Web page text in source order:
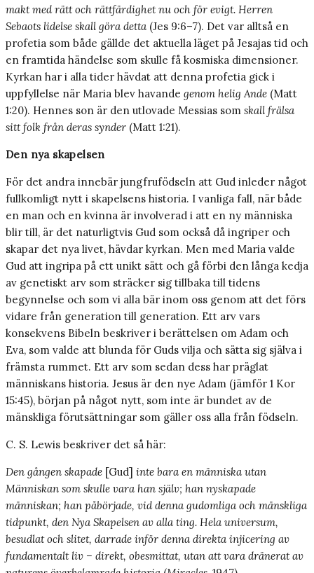
makt med rätt och rättfärdighet nu och för evigt. Herren
Sebaots lidelse skall göra detta (Jes 9:6–7). Det var alltså en
profetia som både gällde det aktuella läget på Jesajas tid och
en framtida händelse som skulle få kosmiska dimensioner.
Kyrkan har i alla tider hävdat att denna profetia gick i
uppfyllelse när Maria blev havande genom helig Ande (Matt
1:20). Hennes son är den utlovade Messias som skall frälsa
sitt folk från deras synder (Matt 1:21).
Den nya skapelsen
För det andra innebär jungfrufödseln att Gud inleder något
fullkomligt nytt i skapelsens historia. I vanliga fall, när både
en man och en kvinna är involverad i att en ny människa
blir till, är det naturligtvis Gud som också då ingriper och
skapar det nya livet, hävdar kyrkan. Men med Maria valde
Gud att ingripa på ett unikt sätt och gå förbi den långa kedja
av genetiskt arv som sträcker sig tillbaka till tidens
begynnelse och som vi alla bär inom oss genom att det förs
vidare från generation till generation. Ett arv vars
konsekvens Bibeln beskriver i berättelsen om Adam och
Eva, som valde att blunda för Guds vilja och sätta sig själva i
främsta rummet. Ett arv som sedan dess har präglat
människans historia. Jesus är den nye Adam (jämför 1 Kor
15:45), början på något nytt, som inte är bundet av de
mänskliga förutsättningar som gäller oss alla från födseln.
C. S. Lewis beskriver det så här:
Den gången skapade [Gud] inte bara en människa utan
Människan som skulle vara han själv; han nyskapade
människan; han påbörjade, vid denna gudomliga och mänskliga
tidpunkt, den Nya Skapelsen av alla ting. Hela universum,
besudlat och slitet, darrade inför denna direkta injicering av
fundamentalt liv – direkt, obesmittat, utan att vara dränerat av